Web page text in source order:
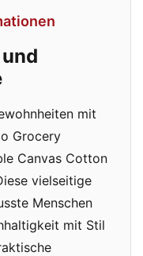
mit
Grocery
Canvas Cotton
vielseitige
Menschen
mit Stil